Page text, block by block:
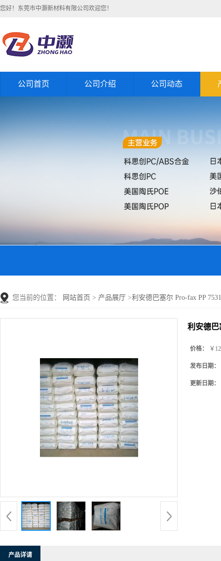
您好！东莞市中灏新材料有限公司欢迎您！
公司首页 公司介绍 公司动态
您当前的位置： 网站首页 > 产品展厅 >利安德巴塞尔 Pro-fax PP
利安德巴
价格： ￥
发布日期：
更新日期：
产品详请